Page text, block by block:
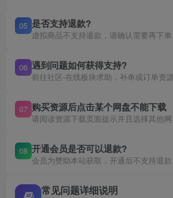
05 是否支持退款?
虚拟商品不支持退款，请确认需要再下单
06 遇到问题如何获得支持?
前往社区-在线板块求助，补单或订单资
07 购买资源后点击某个网盘不能下载
请阅读资源下载页面提示并且选择其他网
08 开通会员是否可以退款?
会员为赞助本站获取，开通后不支持退款
常见问题详细说明